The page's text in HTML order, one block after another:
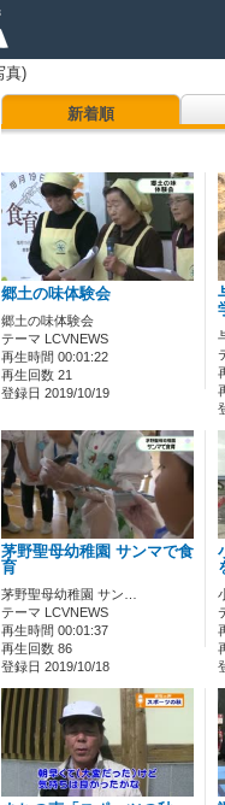
真)
新着順
郷土の味体験会
郷土の味体験会
テーマ LCVNEWS
再生時間 00:01:22
再生回数 21
登録日 2019/10/19
茅野聖母幼稚園 サンマで食
育
茅野聖母幼稚園 サン…
テーマ LCVNEWS
再生時間 00:01:37
再生回数 86
登録日 2019/10/18